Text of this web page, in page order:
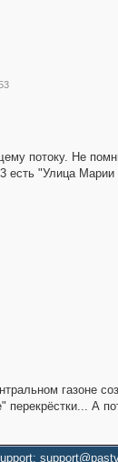
потоку. Не
есть "Улица
газоне
перекрёстки... А